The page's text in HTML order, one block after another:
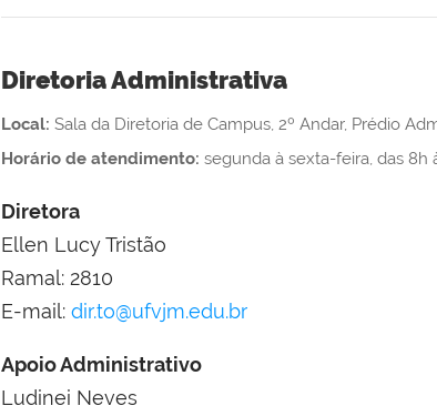
Diretoria Administrativa
Local: Sala da Diretoria de Campus, 2º Andar, Prédio
Horário de atendimento: segunda à sexta-feira, das 8h
Diretora
Ellen Lucy Tristão
Ramal: 2810
E-mail: dir.to@ufvjm.edu.br
Apoio Administrativo
Ludinei Neves